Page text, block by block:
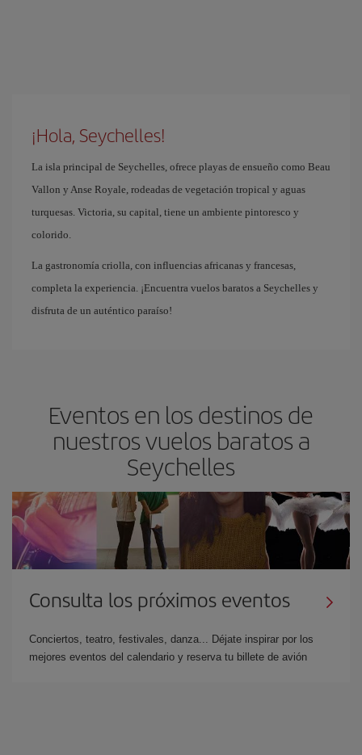
¡Hola, Seychelles!
La isla principal de Seychelles, ofrece playas de ensueño como Beau
Vallon y Anse Royale, rodeadas de vegetación tropical y aguas
turquesas. Victoria, su capital, tiene un ambiente pintoresco y
colorido.
La gastronomía criolla, con influencias africanas y francesas,
completa la experiencia. ¡Encuentra vuelos baratos a Seychelles y
disfruta de un auténtico paraíso!
Eventos en los destinos de
nuestros vuelos baratos a
Seychelles
Consulta los próximos eventos
Conciertos, teatro, festivales, danza... Déjate inspirar por los
mejores eventos del calendario y reserva tu billete de avión